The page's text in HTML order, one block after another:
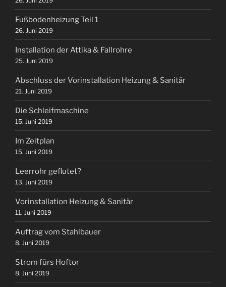
Fußbodenheizung Teil 1
26. Juni 2019
Installation der Attika & Fallrohre
25. Juni 2019
Abschluss der Vorinstallation Heizung & Sanitär
21. Juni 2019
Die Schleifmaschine
15. Juni 2019
Im Zeitplan
15. Juni 2019
Leerrohr geflutet?
13. Juni 2019
Vorinstallation Heizung & Sanitär
11. Juni 2019
Auftrag vom Stahlbauer
8. Juni 2019
Strom fürs Hoftor
8. Juni 2019